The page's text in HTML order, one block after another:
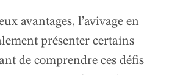
avantages, l’avivage en
présenter certains
de comprendre ces défis